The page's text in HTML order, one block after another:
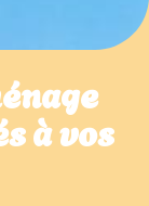
à vos